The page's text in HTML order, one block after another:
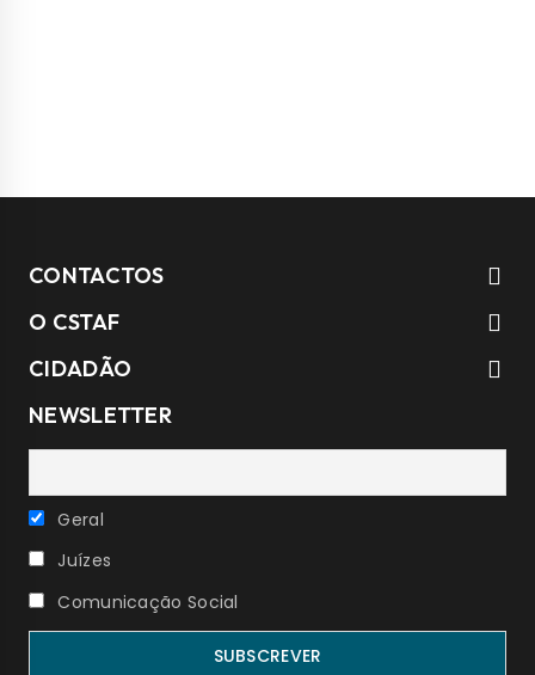
CONTACTOS
O CSTAF
CIDADÃO
NEWSLETTER
Geral
Juízes
Comunicação Social